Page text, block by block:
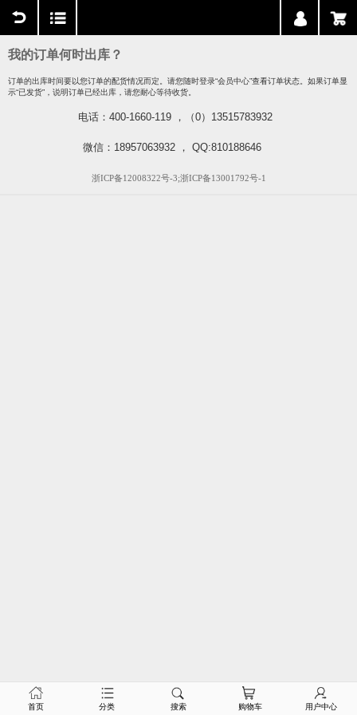
我的订单何时出库？
订单的出库时间要以您订单的配货情况而定。请您随时登录“会员中心”查看订单状态。如果订单显
示“已发货”，说明订单已经出库，请您耐心等待收货。
电话：400-1660-119 ，（0）13515783932
微信：18957063932 ， QQ:810188646
浙ICP备12008322号-3;浙ICP备13001792号-1
首页 分类 搜索 购物车 用户中心